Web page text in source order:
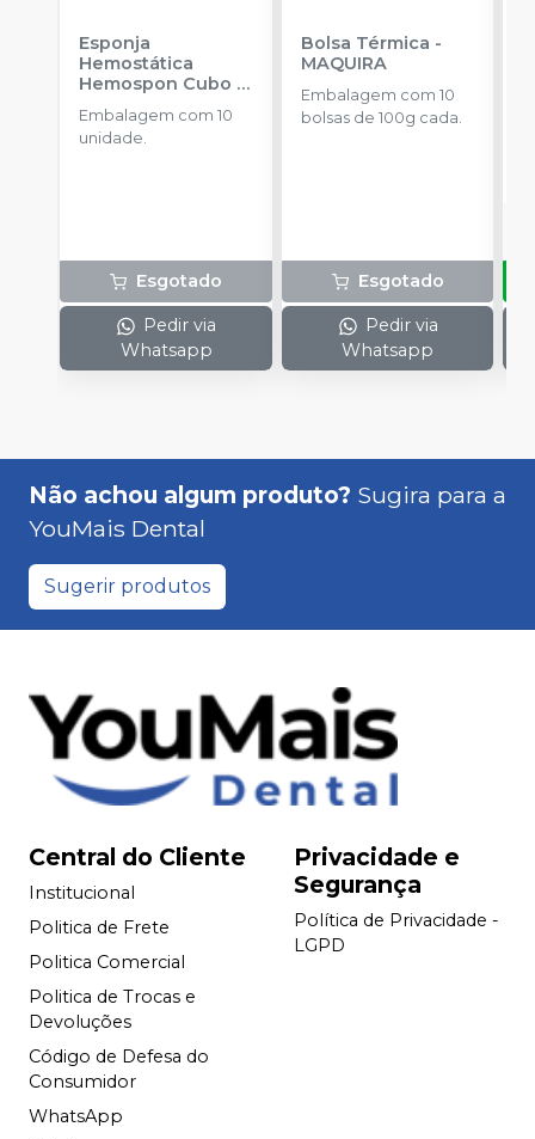
Esponja
Hemostática
Hemospon Cubo -
10 unidades
MAQUIRA
Embalagem com 10
unidade.
Esgotado
Pedir via
Whatsapp
Bolsa Térmica -
MAQUIRA
Embalagem com 10
bolsas de 100g cada.
Esgotado
Pedir via
Whatsapp
Não achou algum produto? Sugira para a
YouMais Dental
Sugerir produtos
Central do Cliente
Institucional
Politica de Frete
Politica Comercial
Politica de Trocas e
Devoluções
Código de Defesa do
Consumidor
WhatsApp
Privacidade e
Segurança
Política de Privacidade -
LGPD